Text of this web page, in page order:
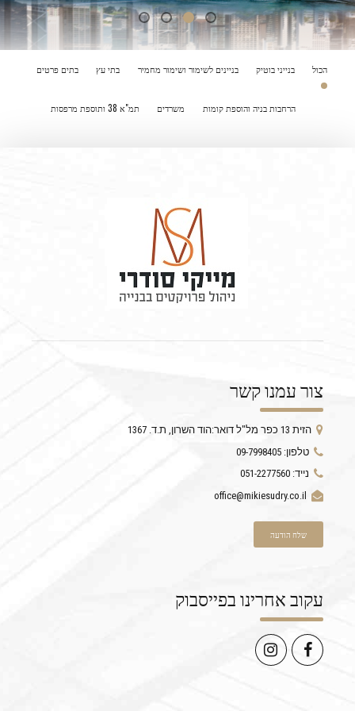
הכול בנייני בוטיק בניינים לשימור ושימור מחמיר בתי עץ בתים פרטים
הרחבות בניה והוספת קומות משרדים תמ"א 38 ותוספת מרפסות
צור עמנו קשר
הזית 13 כפר מל"ל דואר:הוד השרון, ת.ד. 1367
טלפון: 09-7998405
נייד: 051-2277560
office@mikiesudry.co.il
שלח הודעה
עקוב אחרינו בפייסבוק